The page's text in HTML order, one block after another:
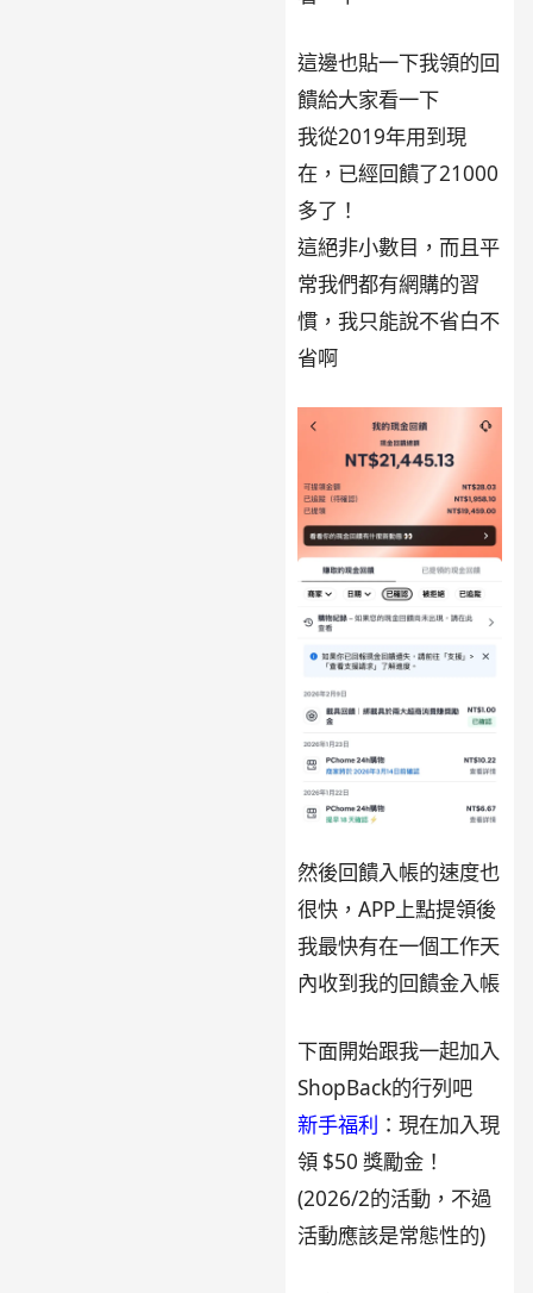
這邊也貼一下我領的回
饋給大家看一下
我從2019年用到現
在，已經回饋了21000
多了！
這絕非小數目，而且平
常我們都有網購的習
慣，我只能說不省白不
省啊
然後回饋入帳的速度也
很快，APP上點提領後
我最快有在一個工作天
內收到我的回饋金入帳
下面開始跟我一起加入
ShopBack的行列吧
新手福利 ：現在加入現
領 $50 獎勵金！
(2026/2的活動，不過
活動應該是常態性的)